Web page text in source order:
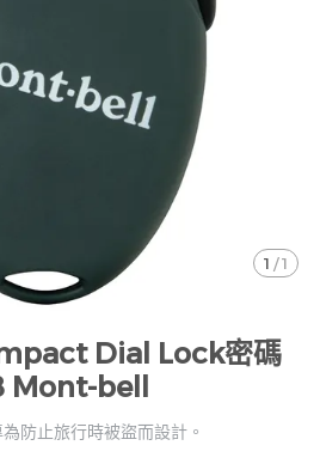
1 /1
Dial Lock密碼
Mont-bell
防止旅行時被盜而設計。